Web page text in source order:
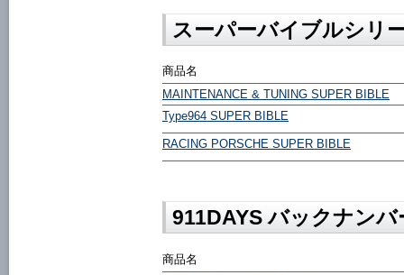
スーパーバイブルシリ
商品名
MAINTENANCE & TUNING SUPER BIBLE
Type964 SUPER BIBLE
RACING PORSCHE SUPER BIBLE
911DAYS バックナン
商品名